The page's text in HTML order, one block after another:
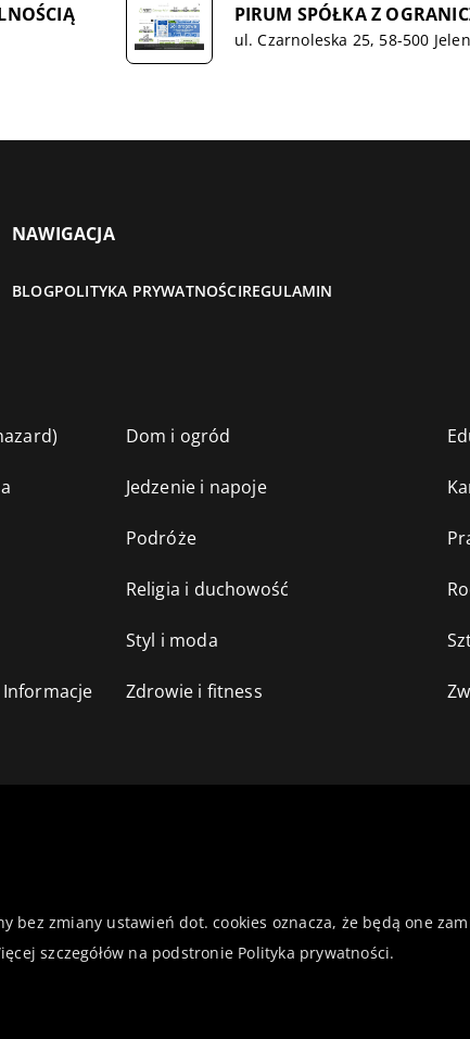
PIRUM SPÓŁKA Z
ul. Czarnoleska 25, 58-500
NAWIGACJA
BLOGPOLITYKA PRYWATNOŚCIREGULAMIN
Dom i ogród
Jedzenie i napoje
Podróże
Religia i duchowość
Styl i moda
Zdrowie i fitness
zmiany ustawień dot. cookies oznacza, że będą one
szczegółów na podstronie Polityka prywatności.